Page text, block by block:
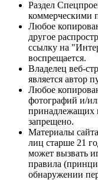
Раздел
коммерческими
Любое
другое
ссылку на
воспрещается.
Владелец веб-
является автор
Любое
фотографий и/
принадлежащих
запрещено.
Материалы
лиц старше 21
может вызвать
правила
обнаружении